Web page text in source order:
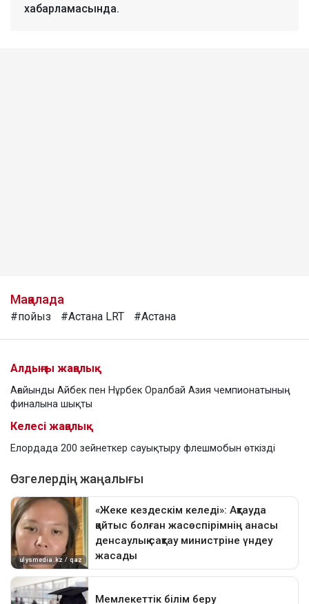
хабарламасында.
Мақалада
#пойыз #Астана LRT #Астана
Алдыңғы жаңалық
Ағайынды Айбек пен Нұрбек Оралбай Азия чемпионатының
финалына шықты
Келесі жаңалық
Елордада 200 зейнеткер сауықтыру флешмобын өткізді